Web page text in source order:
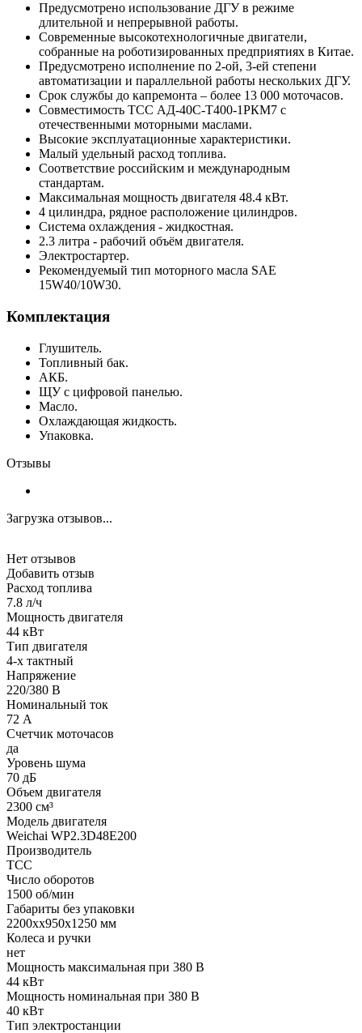
Предусмотрено использование ДГУ в режиме
длительной и непрерывной работы.
Современные высокотехнологичные двигатели,
собранные на роботизированных предприятиях в Китае.
Предусмотрено исполнение по 2-ой, 3-ей степени
автоматизации и параллельной работы нескольких ДГУ.
Срок службы до капремонта – более 13 000 моточасов.
Совместимость ТСС АД-40С-Т400-1РКМ7 с
отечественными моторными маслами.
Высокие эксплуатационные характеристики.
Малый удельный расход топлива.
Соответствие российским и международным
стандартам.
Максимальная мощность двигателя 48.4 кВт.
4 цилиндра, рядное расположение цилиндров.
Система охлаждения - жидкостная.
2.3 литра - рабочий объём двигателя.
Электростартер.
Рекомендуемый тип моторного масла SAE
15W40/10W30.
Комплектация
Глушитель.
Топливный бак.
АКБ.
ЩУ с цифровой панелью.
Масло.
Охлаждающая жидкость.
Упаковка.
Отзывы
Загрузка отзывов...
Нет отзывов
Добавить отзыв
Расход топлива
7.8 л/ч
Мощность двигателя
44 кВт
Тип двигателя
4-х тактный
Напряжение
220/380 В
Номинальный ток
72 А
Счетчик моточасов
да
Уровень шума
70 дБ
Объем двигателя
2300 см³
Модель двигателя
Weichai WP2.3D48E200
Производитель
ТСС
Число оборотов
1500 об/мин
Габариты без упаковки
2200хх950х1250 мм
Колеса и ручки
нет
Мощность максимальная при 380 В
44 кВт
Мощность номинальная при 380 В
40 кВт
Тип электростанции